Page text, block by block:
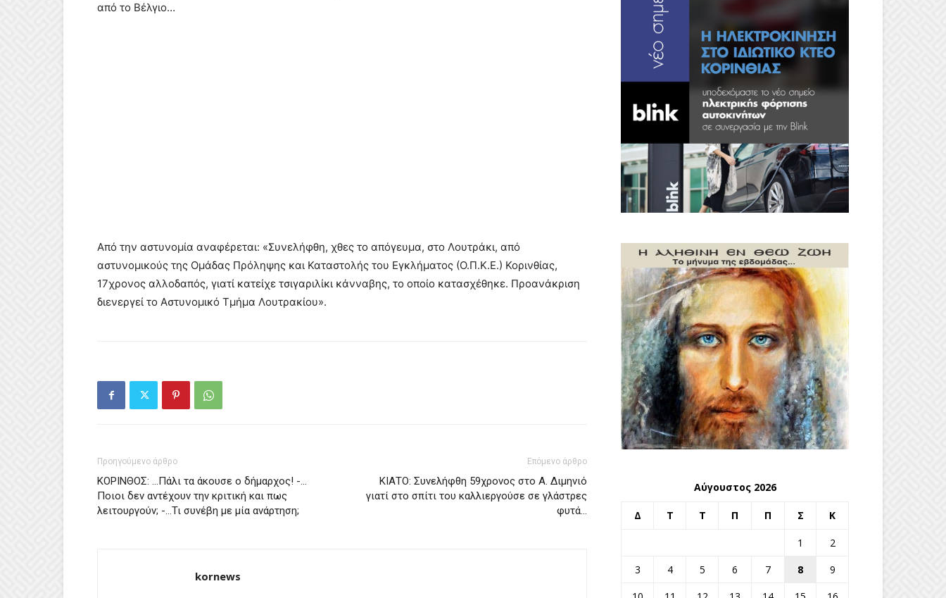
από το Βέλγιο…
Από την αστυνομία αναφέρεται: «Συνελήφθη, χθες το απόγευμα, στο Λουτράκι, από
αστυνομικούς της Ομάδας Πρόληψης και Καταστολής του Εγκλήματος (Ο.Π.Κ.Ε.) Κορινθίας,
17χρονος αλλοδαπός, γιατί κατείχε τσιγαριλίκι κάνναβης, το οποίο κατασχέθηκε. Προανάκριση
διενεργεί το Αστυνομικό Τμήμα Λουτρακίου».
Προηγούμενο άρθρο
ΚΟΡΙΝΘΟΣ: …Πάλι τα άκουσε ο δήμαρχος! -…
Ποιοι δεν αντέχουν την κριτική και πως
λειτουργούν; -…Τι συνέβη με μία ανάρτηση;
Επόμενο άρθρο
ΚΙΑΤΟ: Συνελήφθη 59χρονος στο Α. Διμηνιό
γιατί στο σπίτι του καλλιεργούσε σε γλάστρες
φυτά…
kornews
Αύγουστος 2026
Δ Τ Τ Π Π Σ Κ
1
2
3
4 5 6 7 8
9